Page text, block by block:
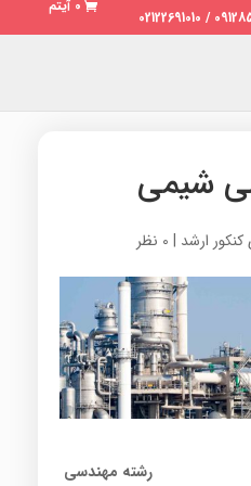
0 آیتم
شیمی
ارشد | 0 نظر